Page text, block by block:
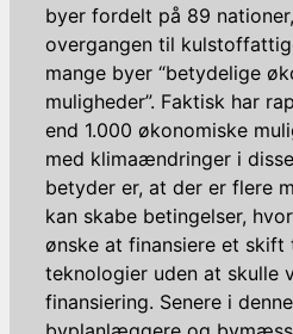
byer fordelt på 89
overgangen til
mange byer “betydelige
muligheder”. Faktisk har
end 1.000 økonomiske
med klimaændringer i
betyder er, at der er flere
kan skabe betingelser,
ønske at finansiere et
teknologier uden at skulle
finansiering. Senere i